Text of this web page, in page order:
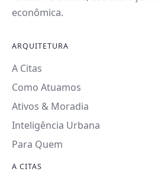
econômica.
ARQUITETURA
A Citas
Como Atuamos
Ativos & Moradia
Inteligência Urbana
Para Quem
A CITAS